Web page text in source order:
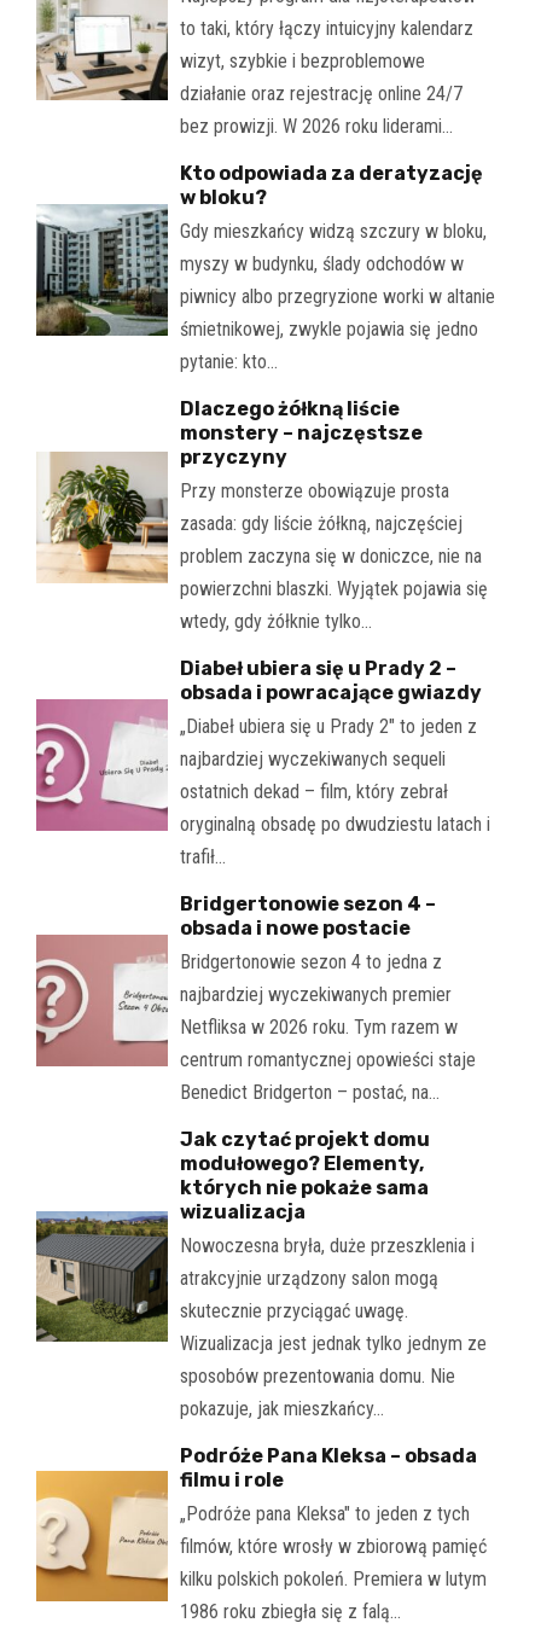
to taki, który łączy intuicyjny kalendarz
wizyt, szybkie i bezproblemowe
działanie oraz rejestrację online 24/7
bez prowizji. W 2026 roku liderami…
Kto odpowiada za deratyzację
w bloku?
Gdy mieszkańcy widzą szczury w bloku,
myszy w budynku, ślady odchodów w
piwnicy albo przegryzione worki w altanie
śmietnikowej, zwykle pojawia się jedno
pytanie: kto…
Dlaczego żółkną liście
monstery – najczęstsze
przyczyny
Przy monsterze obowiązuje prosta
zasada: gdy liście żółkną, najczęściej
problem zaczyna się w doniczce, nie na
powierzchni blaszki. Wyjątek pojawia się
wtedy, gdy żółknie tylko…
Diabeł ubiera się u Prady 2 –
obsada i powracające gwiazdy
„Diabeł ubiera się u Prady 2" to jeden z
najbardziej wyczekiwanych sequeli
ostatnich dekad – film, który zebrał
oryginalną obsadę po dwudziestu latach i
trafił…
Bridgertonowie sezon 4 –
obsada i nowe postacie
Bridgertonowie sezon 4 to jedna z
najbardziej wyczekiwanych premier
Netfliksa w 2026 roku. Tym razem w
centrum romantycznej opowieści staje
Benedict Bridgerton – postać, na…
Jak czytać projekt domu
modułowego? Elementy,
których nie pokaże sama
wizualizacja
Nowoczesna bryła, duże przeszklenia i
atrakcyjnie urządzony salon mogą
skutecznie przyciągać uwagę.
Wizualizacja jest jednak tylko jednym ze
sposobów prezentowania domu. Nie
pokazuje, jak mieszkańcy…
Podróże Pana Kleksa – obsada
filmu i role
„Podróże pana Kleksa" to jeden z tych
filmów, które wrosły w zbiorową pamięć
kilku polskich pokoleń. Premiera w lutym
1986 roku zbiegła się z falą…